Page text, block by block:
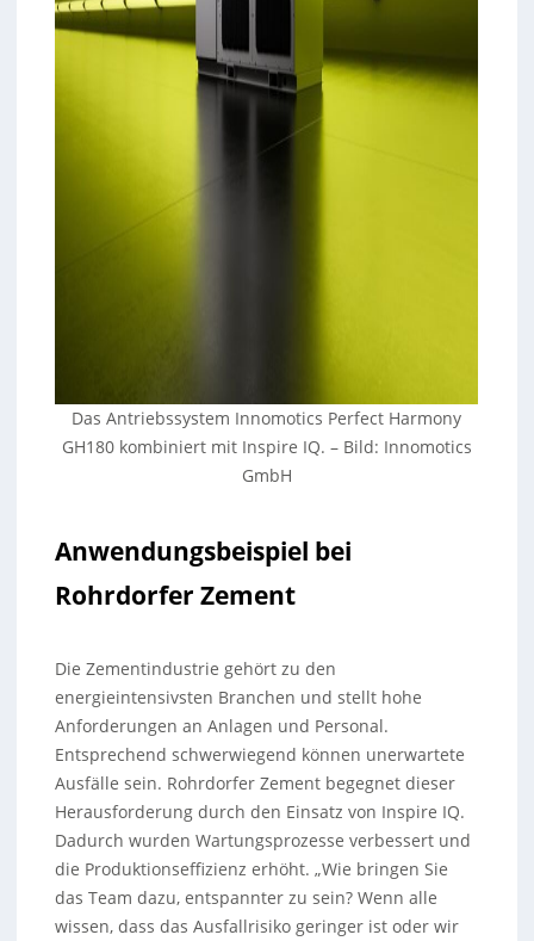
Das Antriebssystem Innomotics Perfect Harmony
GH180 kombiniert mit Inspire IQ. – Bild: Innomotics
GmbH
Anwendungsbeispiel bei
Rohrdorfer Zement
Die Zementindustrie gehört zu den
energieintensivsten Branchen und stellt hohe
Anforderungen an Anlagen und Personal.
Entsprechend schwerwiegend können unerwartete
Ausfälle sein. Rohrdorfer Zement begegnet dieser
Herausforderung durch den Einsatz von Inspire IQ.
Dadurch wurden Wartungsprozesse verbessert und
die Produktionseffizienz erhöht. „Wie bringen Sie
das Team dazu, entspannter zu sein? Wenn alle
wissen, dass das Ausfallrisiko geringer ist oder wir